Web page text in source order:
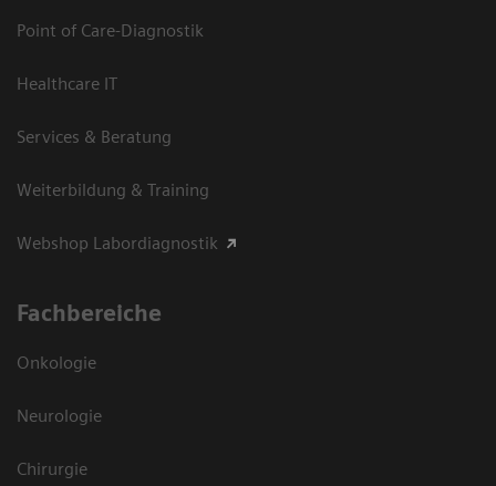
Point of Care-Diagnostik
Healthcare IT
Services & Beratung
Weiterbildung & Training
Webshop Labordiagnostik
Fachbereiche
Onkologie
Neurologie
Chirurgie